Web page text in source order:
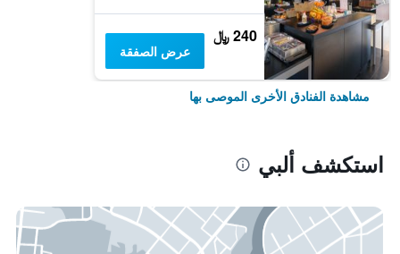
240 ﷼
عرض الصفقة
مشاهدة الفنادق الأخرى الموصى بها
استكشف ألبي